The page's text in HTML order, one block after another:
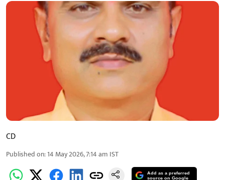
CD
Published on:14 May 2026, 7:14 am IST
Add as a preferred
source on Google